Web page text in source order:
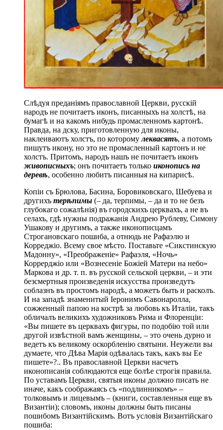
Слѣдуя преданіямъ православной Церкви, русскій
народъ не почитаетъ иконъ, писанныхъ на холстѣ, на
бумагѣ и на какомъ нибудь промасленномъ картонѣ.
Правда, на дску, приготовленную для иконы,
наклеиваютъ холстъ, по которомулеквасятъ, а потомъ
пишутъ икону, но это не промасленный картонъ и не
холстъ. Притомъ, народъ нашъ не почитаетъ иконъ
живописныхъ; онъ почитаетъ только иконопись на
деревѣ, особенно любитъ писанныя на кипарисѣ.
Копіи съ Брюлова, Басина, Боровиковскаго, Шебуева и
другихъ терѣпимы (– да, терпимы, – да и то не безъ
глубокаго сожалѣнія) въ городскихъ церквахъ, а не въ
селахъ, гдѣ нужны подражанія Андрею Рублеву, Симону
Ушакову и другимъ, а также иконописцамъ
Строгановскаго пошиба, а отнюдь не Рафаэлю и
Корреджіо. Всему свое мѣсто. Поставьте «Сикстинскую
Мадонну», «Преображеніе» Рафаэля, «Ночь»
Коррерджіо или «Вознесеніе Божіей Матери на небо»
Маркова и др. т. п. въ русской сельской церкви, – и эти
безсмертныя произведенія искусства произведутъ
соблазнъ въ простомъ народѣ, а можетъ быть и расколъ.
И на западѣ знаменитый Іеронимъ Савонаролла,
сожженный папою на кострѣ за любовь къ Италіи, такъ
обличалъ великихъ художниковъ Рима и Флоренціи:
«Вы пишете въ церквахъ фигуры, по подобію той или
другой извѣстной вамъ женщины, – это очень дурно и
ведетъ къ великому оскорбленію святыни. Неужели вы
думаете, что Дѣва Марія одѣвалась такъ, какъ вы Ее
пишете»?.. Въ православной Церкви насчетъ
иконописанія соблюдаются еще болѣе строгія правила.
По уставамъ Церкви, святыя иконы должно писать не
иначе, какъ соображаясь съ «подлинникомъ» –
толковымъ и лицевымъ – (книги, составленныя еще въ
Византіи); словомъ, иконы должны быть писаны
пошибомъ Византійскимъ. Вотъ условія Византійскаго
пошиба: